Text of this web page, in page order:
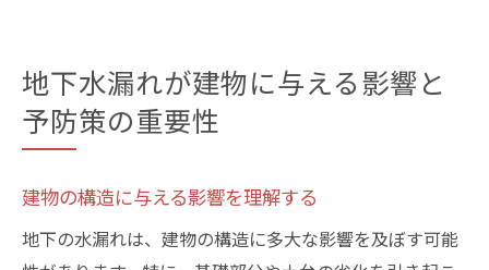
地下水漏れが建物に与える影響と
予防策の重要性
建物の構造に与える影響を理解する
地下の水漏れは、建物の構造に多大な影響を及ぼす可能